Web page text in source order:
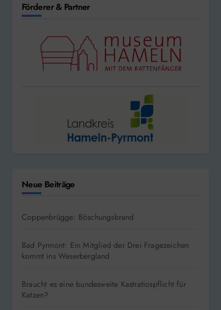
Förderer & Partner
Neue Beiträge
Coppenbrügge: Böschungsbrand
Bad Pyrmont: Ein Mitglied der Drei Fragezeichen
kommt ins Weserbergland
Braucht es eine bundesweite Kastratiospflicht für
Katzen?